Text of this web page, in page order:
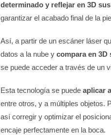
determinado y reflejar en 3D
garantizar el acabado final de la
Así, a partir de un escáner láser
datos a la nube y compara en
se puede acceder a través de un
Esta tecnología se puedeaplicar
entre otros, y a múltiples objetos.
así corregir y optimizar el
encaje perfectamente en la boca.